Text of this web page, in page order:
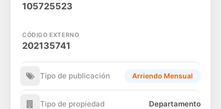
105725523
CÓDIGO EXTERNO
202135741
Tipo de publicación Arriendo Mensual
Tipo de propiedad Departamento